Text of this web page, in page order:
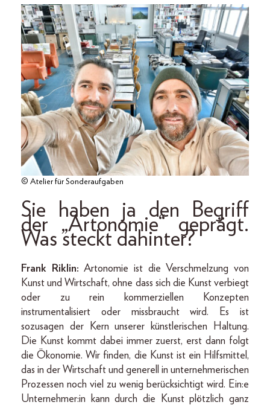
© Atelier für Sonderaufgaben
Sie haben ja den Begriff
der „Artonomie“ geprägt.
Was steckt dahinter?
Frank Riklin:Artonomie ist die Verschmelzung von
Kunst und Wirtschaft, ohne dass sich die Kunst verbiegt
oder zu rein kommerziellen Konzepten
instrumentalisiert oder missbraucht wird. Es ist
sozusagen der Kern unserer künstlerischen Haltung.
Die Kunst kommt dabei immer zuerst, erst dann folgt
die Ökonomie. Wir finden, die Kunst ist ein Hilfsmittel,
das in der Wirtschaft und generell in unternehmerischen
Prozessen noch viel zu wenig berücksichtigt wird. Ein:e
Unternehmer:in kann durch die Kunst plötzlich ganz